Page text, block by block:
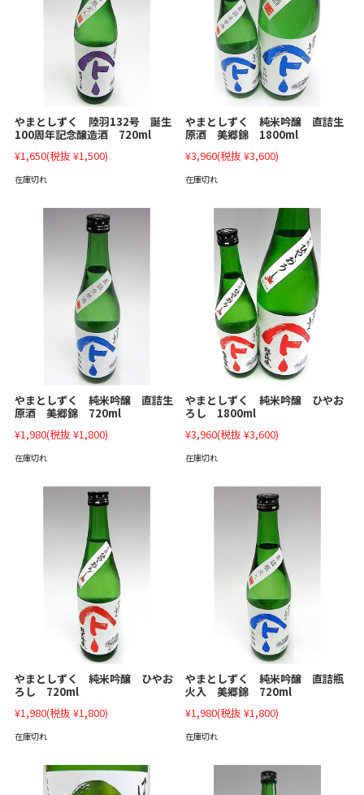
やまとしずく 陸羽132号 誕生
100周年記念醸造酒 720ml
¥1,650(税抜 ¥1,500)
在庫切れ
やまとしずく 純米吟醸 直詰生
原酒 美郷錦 1800ml
¥3,960(税抜 ¥3,600)
在庫切れ
やまとしずく 純米吟醸 直詰生
原酒 美郷錦 720ml
¥1,980(税抜 ¥1,800)
在庫切れ
やまとしずく 純米吟醸 ひやお
ろし 1800ml
¥3,960(税抜 ¥3,600)
在庫切れ
やまとしずく 純米吟醸 ひやお
ろし 720ml
¥1,980(税抜 ¥1,800)
在庫切れ
やまとしずく 純米吟醸 直詰瓶
火入 美郷錦 720ml
¥1,980(税抜 ¥1,800)
在庫切れ